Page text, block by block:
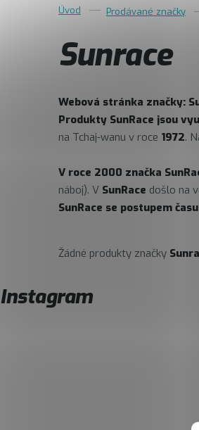
Prodávané značky
Sunrace
Webová stránka značky:
Produkty SunRace jsou
na Tchaj-wanu v roce 1972.
V roce 2000 značka
náboj). V SunRace došlo na
SunRace se postupem
Žádné produkty značky
Instagram